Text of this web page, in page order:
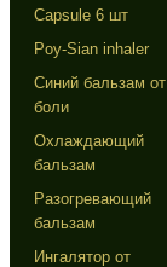
Capsule 6 шт
Poy-Sian inhaler
Синий бальзам от
боли
Охлаждающий
бальзам
Разогревающий
бальзам
Ингалятор от